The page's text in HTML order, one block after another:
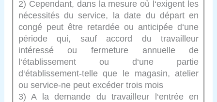
2) Cependant, dans la mesure où l‘exigent les
nécessités du service, la date du départ en
congé peut être retardée ou anticipée d‘une
période qui, sauf accord du travailleur
intéressé ou fermeture annuelle de
l‘établissement ou d‘une partie
d‘établissement-telle que le magasin, atelier
ou service-ne peut excéder trois mois
3) A la demande du travailleur l‘entrée en